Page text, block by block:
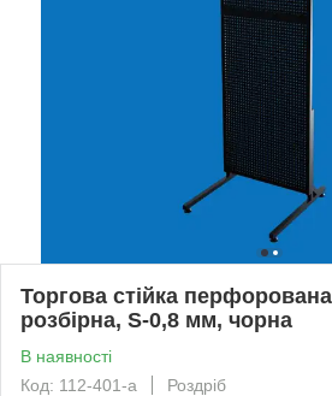
Торгова стійка
розбірна, S-0,8 мм, чорна
В наявності
Код: 112-401-а
Роздріб